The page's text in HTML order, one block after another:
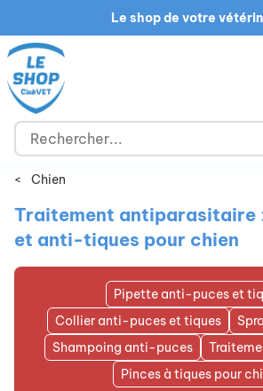
Le shop de votre
< Chien
Traitement antiparasitaire
et anti-tiques pour chien
Pipette anti-puces et
Collier anti-puces et tiques
Shampoing anti-puces
Pinces à tiques pour